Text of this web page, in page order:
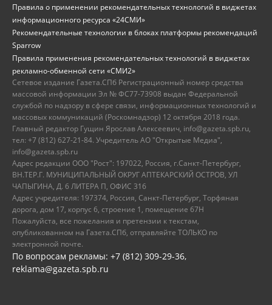
Правила о применении рекомендательных технологий в виджетах
информационного ресурса «24СМИ»
Рекомендательные технологии в блоках платформы рекомендаций
Sparrow
Правила применения рекомендательных технологий в виджетах
рекламно-обменной сети «СМИ2»
Сетевое издание Газета.СПб Регистрационный номер средства
массовой информации Эл № ФС77-73908 выдан Федеральной
службой по надзору в сфере связи, информационных технологий и
массовых коммуникаций (Роскомнадзор) 12 октября 2018 года.
Главный редактор Гущин Ярослав Алексеевич, info@gazeta.spb.ru,
тел: +7 (812) 627-21-84. Учредитель АО "Открытые Медиа",
info@gazeta.spb.ru
Адрес редакции ООО "Рост": 197022, Россия, г.Санкт-Петербург,
ВН.ТЕР.Г. МУНИЦИПАЛЬНЫЙ ОКРУГ АПТЕКАРСКИЙ ОСТРОВ, УЛ
ЧАПЫГИНА, Д. 6 ЛИТЕРА П, ОФИС 316
Адрес учредителя: 197374, Россия, Санкт-Петербург, Торфяная
дорога, дом 17, корпус 6, строение 1, помещение 67Н
Пожалуйста, все пожелания и претензии к текстам,
опубликованном на Газета.СПб, отправляйте ТОЛЬКО по
электронной почте.
По вопросам рекламы: +7 (812) 309-29-36,
reklama@gazeta.spb.ru